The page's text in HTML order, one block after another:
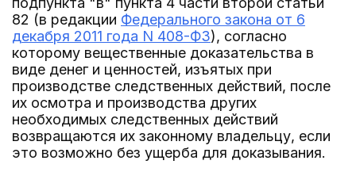
82 (в редакции Федерального закона от 6
декабря 2011 года N 408-ФЗ), согласно
которому вещественные доказательства в
виде денег и ценностей, изъятых при
производстве следственных действий, после
их осмотра и производства других
необходимых следственных действий
возвращаются их законному владельцу, если
это возможно без ущерба для доказывания.